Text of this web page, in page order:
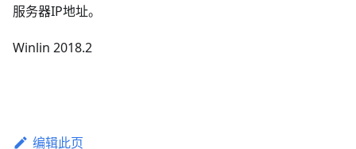
服务器IP地址。
Winlin 2018.2
编辑此页